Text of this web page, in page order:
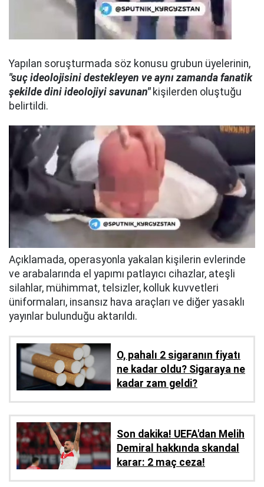
Yapılan soruşturmada söz konusu grubun üyelerinin,
"suç ideolojisini destekleyen ve aynı zamanda fanatik
şekilde dini ideolojiyi savunan"kişilerden oluştuğu
belirtildi.
Açıklamada, operasyonla yakalan kişilerin evlerinde
ve arabalarında el yapımı patlayıcı cihazlar, ateşli
silahlar, mühimmat, telsizler, kolluk kuvvetleri
üniformaları, insansız hava araçları ve diğer yasaklı
yayınlar bulunduğu aktarıldı.
O, pahalı 2 sigaranın fiyatı
ne kadar oldu? Sigaraya ne
kadar zam geldi?
Son dakika! UEFA'dan Melih
Demiral hakkında skandal
karar: 2 maç ceza!